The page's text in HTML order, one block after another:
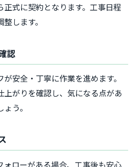
正式に契約となります。工事日程
します。
認
安全・丁寧に作業を進めます。
上がりを確認し、気になる点があ
う。
ォローがある場合、工事後も安心